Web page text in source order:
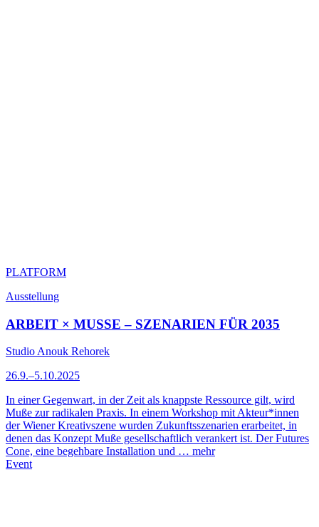
PLATFORM
Ausstellung
ARBEIT × MUSSE – SZENARIEN FÜR 2035
Studio Anouk Rehorek
26.9.–5.10.2025
In einer Gegenwart, in der Zeit als knappste Ressource gilt, wird
Muße zur radikalen Praxis. In einem Workshop mit Akteur*innen
der Wiener Kreativszene wurden Zukunftsszenarien erarbeitet, in
denen das Konzept Muße gesellschaftlich verankert ist. Der Futures
Cone, eine begehbare Installation und … mehr
Event